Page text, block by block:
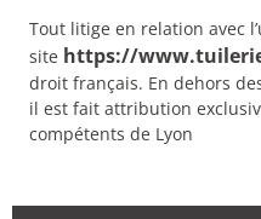
Tout litige en relation avec
site https://
droit français. En dehors
il est fait attribution
compétents de Lyon